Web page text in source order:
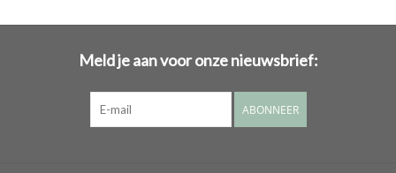
Meld je aan voor onze nieuwsbrief:
ABONNEER